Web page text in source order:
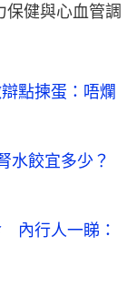
保健與心血管調
點揀蛋：唔爛
水餃宜多少？
內行人一睇：